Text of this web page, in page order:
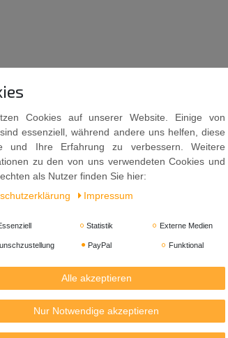
E211.
Cookies auf unserer Website. Einige von
essenziell, während andere uns helfen, diese
und Ihre Erfahrung zu verbessern. Weitere
zu den von uns verwendeten Cookies und
als Nutzer finden Sie hier:
Impressum
Statistik Externe Medien
PayPal Funktional
Alle akzeptieren
Nur Notwendige akzeptieren